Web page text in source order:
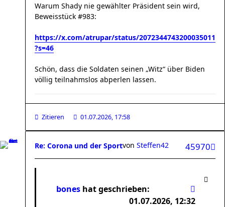
Warum Shady nie gewählter Präsident sein wird,
Beweisstück #983:
https://x.com/atrupar/status/2072344743200035011
?s=46
Schön, dass die Soldaten seinen „Witz“ über Biden
völlig teilnahmslos abperlen lassen.
Zitieren 01.07.2026, 17:58
Re: Corona und der Sport 45970
von Steffen42
bones hat geschrieben:
01.07.2026, 12:32